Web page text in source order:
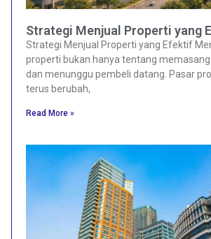
Strategi Menjual Properti yang
Strategi Menjual Properti yang Efektif
properti bukan hanya tentang memasang
dan menunggu pembeli datang. Pasar
terus berubah,
Read More »